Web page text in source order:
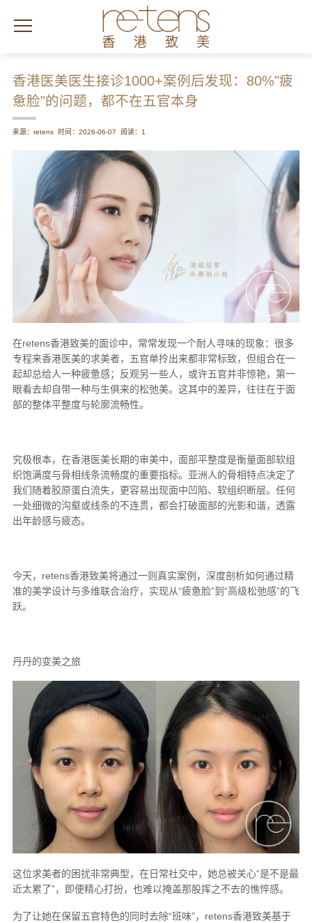
香港医美医生接诊1000+案例后发现：80%"疲
惫脸"的问题，都不在五官本身
来源：retens 时间：2026-06-07 阅读：1
在retens香港致美的面诊中，常常发现一个耐人寻味的现象：很多
专程来香港医美的求美者，五官单拎出来都非常标致，但组合在一
起却总给人一种疲惫感；反观另一些人，或许五官并非惊艳，第一
眼看去却自带一种与生俱来的松弛美。这其中的差异，往往在于面
部的整体平整度与轮廓流畅性。
究极根本，在香港医美长期的审美中，面部平整度是衡量面部软组
织饱满度与骨相线条流畅度的重要指标。亚洲人的骨相特点决定了
我们随着胶原蛋白流失，更容易出现面中凹陷、软组织断层。任何
一处细微的沟壑或线条的不连贯，都会打破面部的光影和谐，透露
出年龄感与疲态。
今天，retens香港致美将通过一则真实案例，深度剖析如何通过精
准的美学设计与多维联合治疗，实现从“疲惫脸”到“高级松弛感”的飞
跃。
丹丹的变美之旅
这位求美者的困扰非常典型，在日常社交中，她总被关心“是不是最
近太累了”，即便精心打扮，也难以掩盖那股挥之不去的憔悴感。
为了让她在保留五官特色的同时去除“班味”，retens香港致美基于